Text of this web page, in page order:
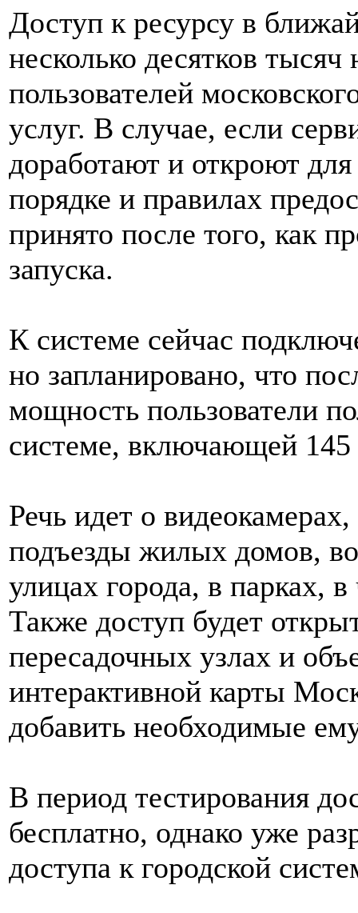
Доступ к ресурсу в
несколько десятков
пользователей
услуг. В случае, если
доработают и откроют
порядке и правилах
принято после того, как
запуска.
К системе сейчас
но запланировано, что
мощность пользователи
системе, включающей
Речь идет о
подъезды жилых домов,
улицах города, в парках,
Также доступ будет
пересадочных узлах и
интерактивной карты
добавить необходимые
В период тестирования
бесплатно, однако уже
доступа к городской